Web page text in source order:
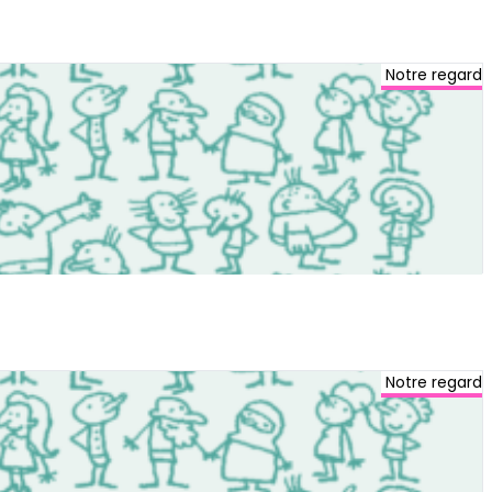
Notre regard
Notre regard